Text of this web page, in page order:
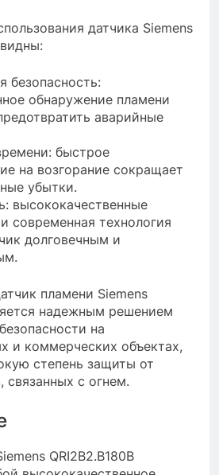
датчика Siemens
безопасность:
обнаружение пламени
аварийные
быстрое
на возгорание сокращает
убытки.
высококачественные
современная технология
долговечным и
пламени Siemens
надежным решением
на
и коммерческих объектах,
степень защиты от
связанных с огнем.
QRI2B2.B180B